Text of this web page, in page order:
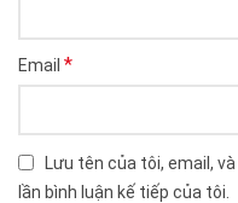
Email *
Lưu tên của tôi, email,
lần bình luận kế tiếp của tôi.